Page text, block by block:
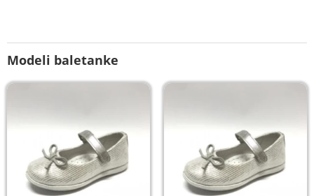
Modeli baletanke